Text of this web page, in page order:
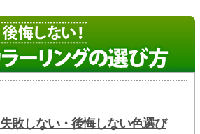
失敗しない・後悔しない色選び